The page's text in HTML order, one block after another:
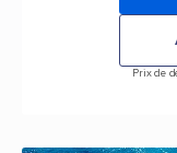
Prix de